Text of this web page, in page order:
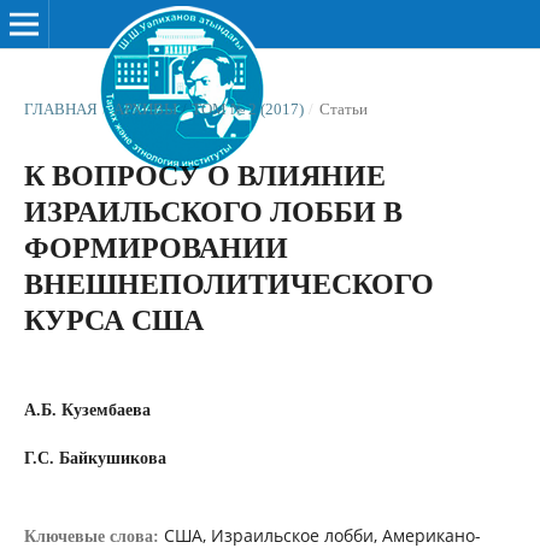
ГЛАВНАЯ / АРХИВЫ / ТОМ № 2 (2017) / Статьи
К ВОПРОСУ О ВЛИЯНИЕ
ИЗРАИЛЬСКОГО ЛОББИ В
ФОРМИРОВАНИИ
ВНЕШНЕПОЛИТИЧЕСКОГО
КУРСА США
А.Б. Кузембаева
Г.С. Байкушикова
Ключевые слова: США, Израильское лобби, Американо-